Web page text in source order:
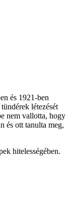
és 1921-ben
létezését
nem vallotta, hogy
és ott tanulta meg,
hitelességében.